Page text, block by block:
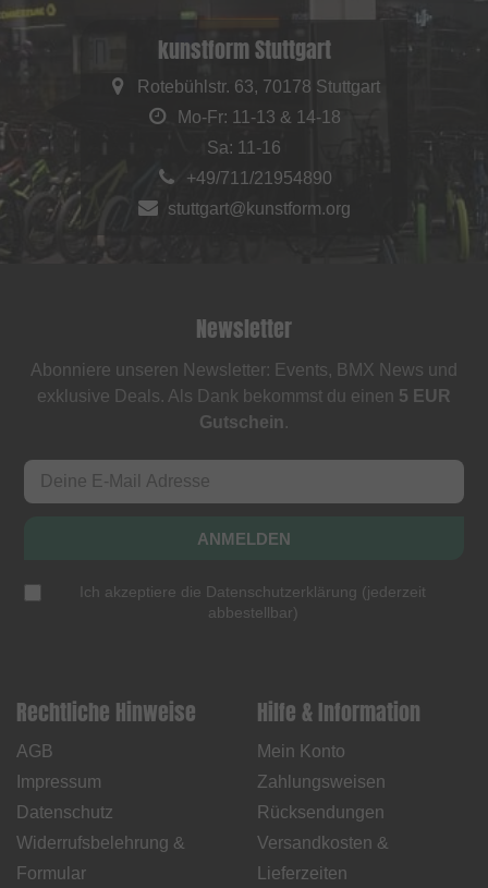
kunstform Stuttgart
Rotebühlstr. 63, 70178 Stuttgart
Mo-Fr: 11-13 & 14-18
Sa: 11-16
+49/711/21954890
stuttgart@kunstform.org
Newsletter
Abonniere unseren Newsletter: Events, BMX News und
exklusive Deals. Als Dank bekommst du einen 5 EUR
Gutschein.
ANMELDEN
Ich akzeptiere die Datenschutzerklärung (jederzeit
abbestellbar)
Rechtliche Hinweise
AGB
Impressum
Datenschutz
Widerrufsbelehrung &
Formular
Hilfe & Information
Mein Konto
Zahlungsweisen
Rücksendungen
Versandkosten &
Lieferzeiten